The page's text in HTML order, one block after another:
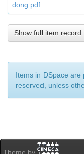
dong.pdf
Show full item record
Items in DSpace
reserved, unless